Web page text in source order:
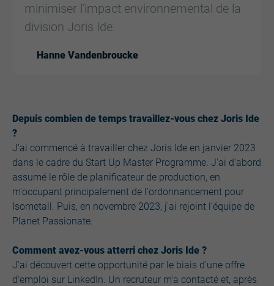
minimiser l'impact environnemental de la
division Joris Ide.
Hanne Vandenbroucke
Depuis combien de temps travaillez-vous chez Joris Ide
?
J'ai commencé à travailler chez Joris Ide en janvier 2023
dans le cadre du Start Up Master Programme. J'ai d'abord
assumé le rôle de planificateur de production, en
m'occupant principalement de l'ordonnancement pour
Isometall. Puis, en novembre 2023, j'ai rejoint l'équipe de
Planet Passionate.
Comment avez-vous atterri chez Joris Ide ?
J'ai découvert cette opportunité par le biais d'une offre
d'emploi sur LinkedIn. Un recruteur m'a contacté et, après